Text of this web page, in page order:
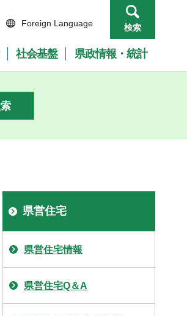
Foreign Language 検索
社会基盤 県政情報・統計
県営住宅
県営住宅情報
県営住宅Q＆A